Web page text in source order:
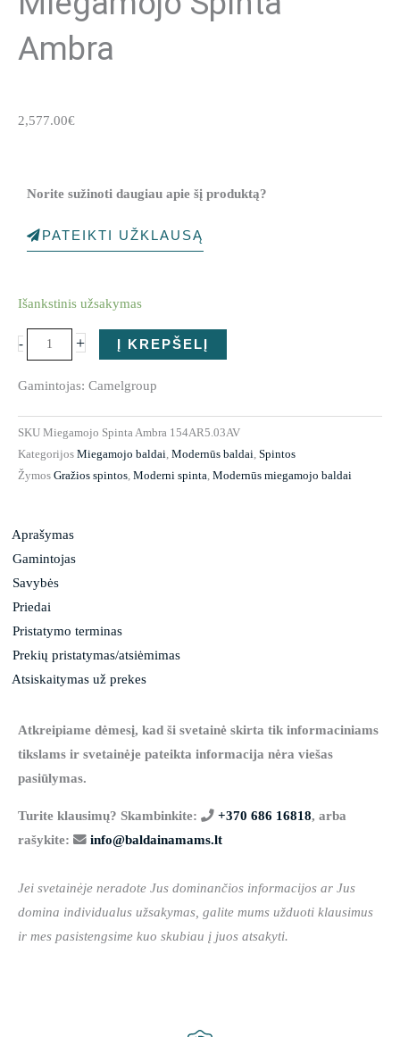
Ambra
2,577.00€
Norite sužinoti daugiau apie šį produktą?
PATEIKTI UŽKLAUSĄ
Išankstinis užsakymas
-
kiekis:
Miegamojo
Spinta
+ Į KREPŠELĮ
Gamintojas: Camelgroup
SKU Miegamojo Spinta Ambra 154AR5.03AV
Kategorijos Miegamojo baldai, Modernūs baldai, Spintos
Žymos Gražios spintos, Moderni spinta, Modernūs miegamojo baldai
Aprašymas
Gamintojas
Savybės
Priedai
Pristatymo terminas
Prekių pristatymas/atsiėmimas
Atsiskaitymas už prekes
Atkreipiame dėmesį, kad ši svetainė skirta tik informaciniams
tikslams ir svetainėje pateikta informacija nėra viešas
pasiūlymas.
Turite klausimų? Skambinkite: +370 686 16818, arba
rašykite:
info@baldainamams.lt
Jei svetainėje neradote Jus dominančios informacijos ar Jus
domina individualus užsakymas, galite mums užduoti klausimus
ir mes pasistengsime kuo skubiau į juos atsakyti.